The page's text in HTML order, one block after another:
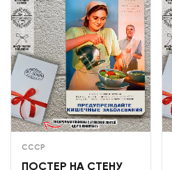
СССР
ПОСТЕР НА СТЕНУ